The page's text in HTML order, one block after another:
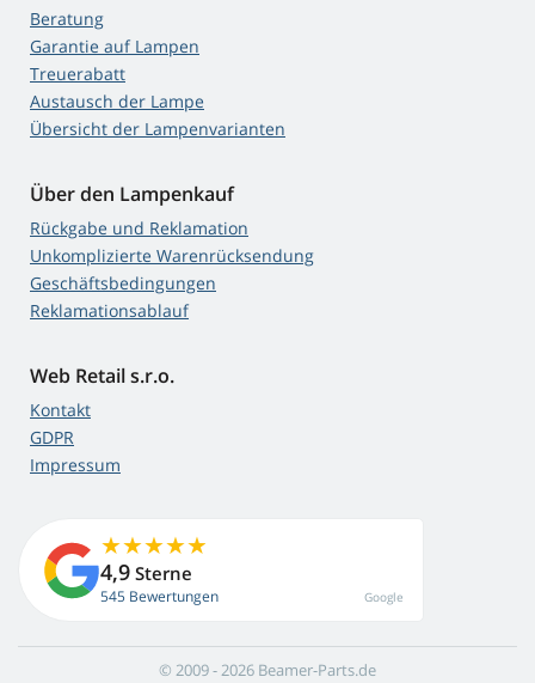
Beratung
Garantie auf Lampen
Treuerabatt
Austausch der Lampe
Übersicht der Lampenvarianten
Über den Lampenkauf
Rückgabe und Reklamation
Unkomplizierte Warenrücksendung
Geschäftsbedingungen
Reklamationsablauf
Web Retail s.r.o.
Kontakt
GDPR
Impressum
4,9 Sterne
545 Bewertungen Google
© 2009 - 2026 Beamer-Parts.de